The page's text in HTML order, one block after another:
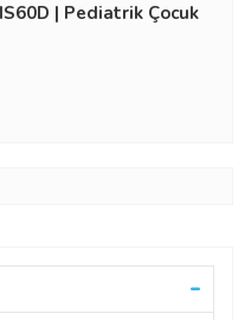
| Pediatrik Çocuk